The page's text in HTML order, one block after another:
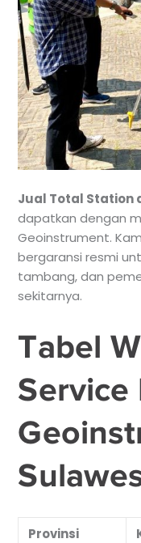
Jual Total Station
dapatkan dengan
Geoinstrument.
bergaransi resmi
tambang, dan
sekitarnya.
Tabel
Service
Provinsi